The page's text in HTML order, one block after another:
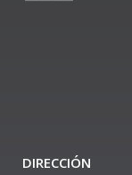
DIRECCIÓN